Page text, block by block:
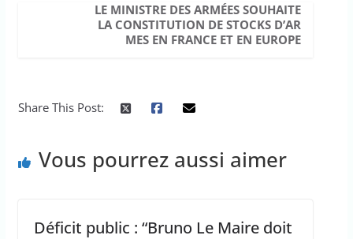
LE MINISTRE DES ARMÉES SOUHAITE
LA CONSTITUTION DE STOCKS D’AR
MES EN FRANCE ET EN EUROPE
Share This Post:
Vous pourrez aussi aimer
Déficit public : “Bruno Le Maire doit